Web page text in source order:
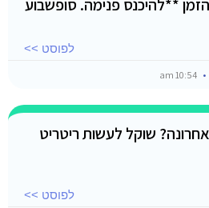
**להיכנס פנימה. סופשבוע
לפוסט >>
שוקל לעשות ריטריט
לפוסט >>